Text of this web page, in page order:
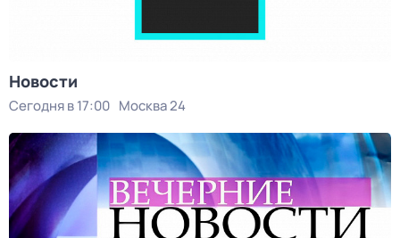
Новости
Сегодня в 17:00 Москва 24